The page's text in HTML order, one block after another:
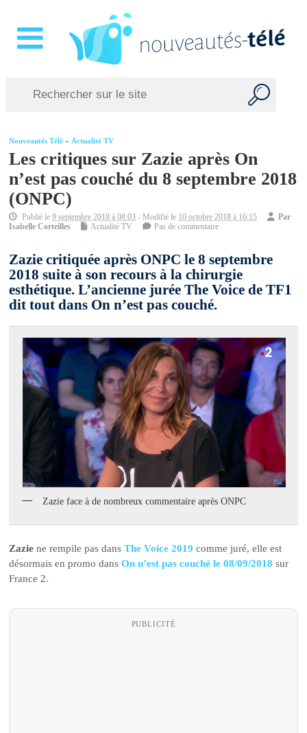
Nouveautés Télé »Actualité TV
Les critiques sur Zazie après On
n’est pas couché du 8 septembre 2018
(ONPC)
Publié le9 septembre 2018 à 08:03 - Modifié le 10 octobre 2018 à 16:15
Par
Isabelle Corteilles
Actualité TV Pas de commentaire
Zazie critiquée après ONPC le 8 septembre
2018 suite à son recours à la chirurgie
esthétique. L’ancienne jurée The Voice de TF1
dit tout dans On n’est pas couché.
Zazie face à de nombreux commentaire après ONPC
Zazie ne rempile pas dansThe Voice 2019 comme juré, elle est
désormais en promo dansOn n’est pas couché le 08/09/2018 sur
France 2.
PUBLICITÉ